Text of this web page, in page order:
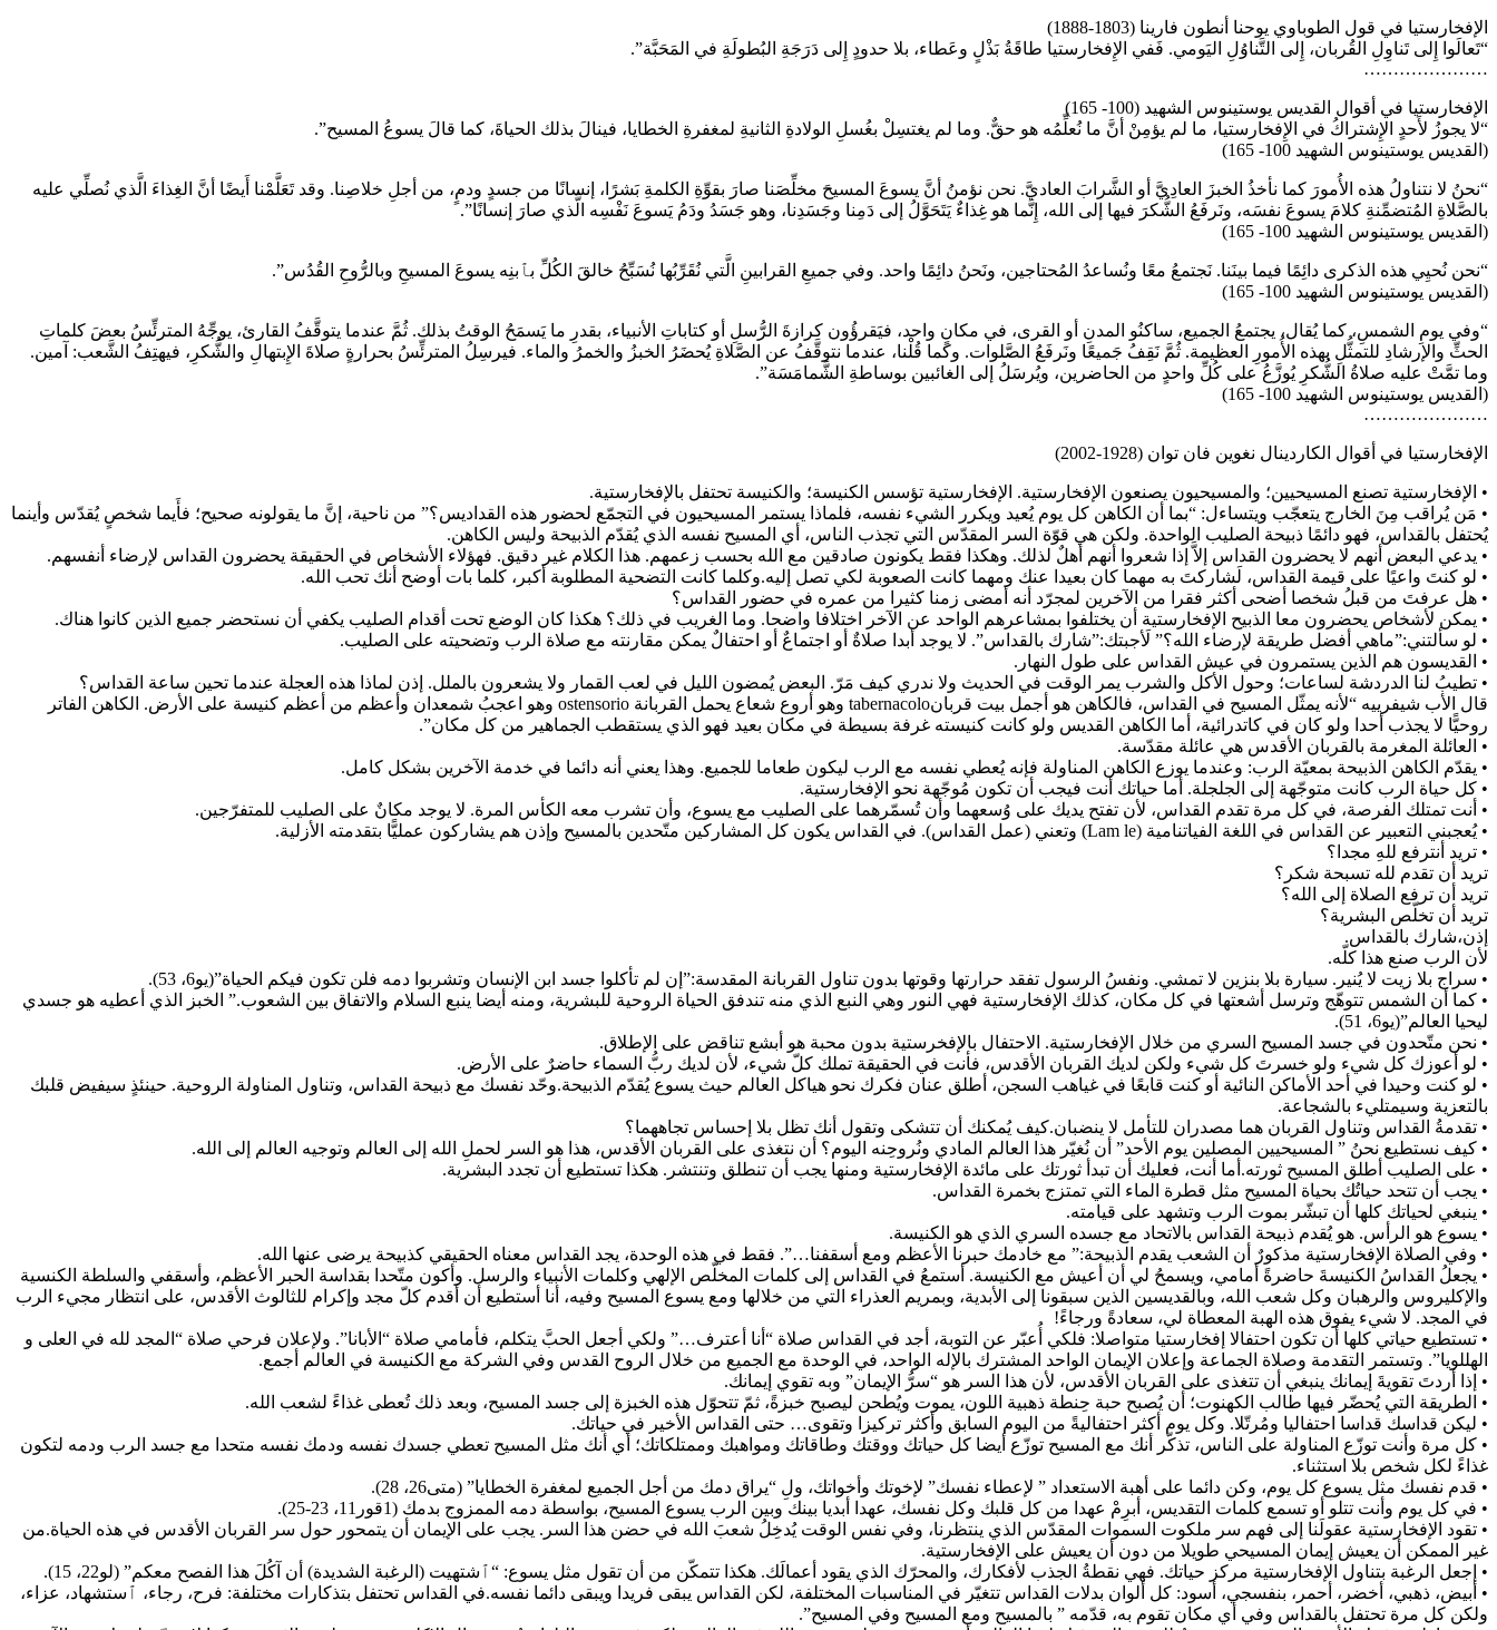
الإفخارستيا في قول الطوباوي يوحنا أنطون فارينا (1803-1888)
“تَعالَوا إِلى تَناوِلِ القُربان، إِلى التَّناوُلِ اليَومي. فَفي الإِفخارستيا طاقَةُ بَذْلٍ وعَطاء، بلا حدودٍ إِلى دَرَجَةِ البُطولَةِ في المَحَبَّة”.
…………………
الإفخارستيا في أقوال القديس يوستينوس الشهيد (100- 165)
“لا يجوزُ لأَحدٍ الإِشتراكُ في الإِفخارستيا، ما لم يؤمِنْ أنَّ ما نُعلِّمُه هو حقٌّ. وما لم يغتسِلْ بغُسلِ الولادةِ الثانيةِ لمغفرةِ الخطايا، فينالَ بذلك الحياةَ، كما قالَ يسوعُ المسيح”.
(القديس يوستينوس الشهيد 100- 165)
“نحنُ لا نتناولُ هذه الأُمورَ كما نأخذُ الخبزَ العادِيَّ أو الشَّرابَ العاديَّ. نحن نؤمنُ أنَّ يسوعَ المسيحَ مخلِّصَنا صارَ بقوِّةِ الكلمةِ بَشرًا، إنسانًا من جسدٍ ودمٍ، من أجلِ خلاصِنا. وقد تَعَلَّمْنا أَيضًا أنَّ الغِذاءَ الَّذي نُصلِّي عليه
بالصَّلاةِ المُتضمِّنةِ كلامَ يسوعَ نفسَه، ونَرفَعُ الشُّكرَ فيها إلى الله، إِنَّما هو غِذاءٌ يَتَحَوَّلُ إلى دَمِنا وجَسَدِنا، وهو جَسَدُ ودَمُ يَسوعَ نَفْسِه الَّذي صارَ إنسانًا”.
(القديس يوستينوس الشهيد 100- 165)
“نحن نُحيِي هذه الذكرى دائِمًا فيما بينَنا. نَجتمعُ معًا ونُساعدُ المُحتاجين، ونَحنُ دائِمًا واحد. وفي جميعِ القرابينِ الَّتي نُقَرِّبُها نُسَبِّحُ خالقَ الكُلِّ بٱبنِه يسوعَ المسيحِ وبالرُّوحِ القُدُس”.
(القديس يوستينوس الشهيد 100- 165)
“وفي يومِ الشمسِ، كما يُقال، يجتمعُ الجميع، ساكنُو المدنِ أو القرى، في مكانٍ واحد، فيَقرؤُون كرازةَ الرُّسلِ أو كتاباتِ الأنبياء، بقدرِ ما يَسمَحُ الوقتُ بذلك. ثُمَّ عندما يتوقَّفُ القارئ، يوجِّهُ المترئِّسُ بعضَ كلماتِ
الحثِّ والإرشادِ للتمثُّلِ بهذه الأُمورِ العظيمة. ثُمَّ نَقِفُ جَميعًا ونَرفَعُ الصَّلوات. وكما قُلْنا، عندما نتوقَّفُ عن الصَّلاةِ يُحضَرُ الخبزُ والخمرُ والماء. فيرسِلُ المترئِّسُ بحرارةٍ صلاةَ الإِبتهالِ والشُّكرِ، فيهتِفُ الشَّعب: آمين.
وما تمَّتْ عليه صلاةُ الشُّكرِ يُوزَّعُ على كُلِّ واحدٍ من الحاضرين، ويُرسَلُ إلى الغائبين بوساطةِ الشَّمامَسَة”.
(القديس يوستينوس الشهيد 100- 165)
…………………
الإفخارستيا في أقوال الكاردينال نغوين فان توان (1928-2002)
• الإفخارستية تصنع المسيحيين؛ والمسيحيون يصنعون الإفخارستية. الإفخارستية تؤسس الكنيسة؛ والكنيسة تحتفل بالإفخارستية.
• مَن يُراقب مِنَ الخارج يتعجّب ويتساءل: “بما أن الكاهن كل يوم يُعيد ويكرر الشيء نفسه، فلماذا يستمر المسيحيون في التجمّع لحضور هذه القداديس؟” من ناحية، إنَّ ما يقولونه صحيح؛ فأَيما شخصٍ يُقدّس وأينما
يُحتفل بالقداس، فهو دائمًا ذبيحة الصليب الواحدة. ولكن هي قوّة السر المقدّس التي تجذب الناس، أي المسيح نفسه الذي يُقدّم الذبيحة وليس الكاهن.
• يدعي البعض أنهم لا يحضرون القداس إلاَّ إذا شعروا أنهم أهلٌ لذلك. وهكذا فقط يكونون صادقين مع الله بحسب زعمهم. هذا الكلام غير دقيق. فهؤلاء الأشخاص في الحقيقة يحضرون القداس لإرضاء أنفسهم.
• لو كنتَ واعيًا على قيمة القداس، لَشاركتَ به مهما كان بعيدا عنك ومهما كانت الصعوبة لكي تصل إليه.وكلما كانت التضحية المطلوبة أكبر، كلما بات أوضح أنك تحب الله.
• هل عرفتَ من قبلُ شخصا أضحى أكثر فقرا من الآخرين لمجرّد أنه أمضى زمنا كثيرا من عمره في حضور القداس؟
• يمكن لأشخاص يحضرون معا الذبيح الإفخارستية أن يختلفوا بمشاعرهم الواحد عن الآخر اختلافا واضحا. وما الغريب في ذلك؟ هكذا كان الوضع تحت أقدام الصليب يكفي أن نستحضر جميع الذين كانوا هناك.
• لو سألتني:”ماهي أفضل طريقة لإرضاء الله؟” لَأجبتك:”شارك بالقداس”. لا يوجد أبدا صلاةٌ أو اجتماعٌ أو احتفالٌ يمكن مقارنته مع صلاة الرب وتضحيته على الصليب.
• القديسون هم الذين يستمرون في عيش القداس على طول النهار.
• تطيبُ لنا الدردشة لساعات؛ وحول الأكل والشرب يمر الوقت في الحديث ولا ندري كيف مَرّ. البعض يُمضون الليل في لعب القمار ولا يشعرون بالملل. إذن لماذا هذه العجلة عندما تحين ساعة القداس؟
قال الأب شيفرييه “لأنه يمثّل المسيح في القداس، فالكاهن هو أجمل بيت قربانtabernacolo وهو أروع شعاع يحمل القربانة ostensorio وهو اعجبُ شمعدان وأعظم من أعظم كنيسة على الأرض. الكاهن الفاتر
روحيًّا لا يجذب أحدا ولو كان في كاتدرائية، أما الكاهن القديس ولو كانت كنيسته غرفة بسيطة في مكان بعيد فهو الذي يستقطب الجماهير من كل مكان”.
• العائلة المغرمة بالقربان الأقدس هي عائلة مقدّسة.
• يقدّم الكاهن الذبيحة بمعيّة الرب: وعندما يوزع الكاهن المناولة فإنه يُعطي نفسه مع الرب ليكون طعاما للجميع. وهذا يعني أنه دائما في خدمة الآخرين بشكل كامل.
• كل حياة الرب كانت متوجّهة إلى الجلجلة. أما حياتك أنت فيجب أن تكون مُوجّهة نحو الإفخارستية.
• أنت تمتلك الفرصة، في كل مرة تقدم القداس، لأن تفتح يديك على وُسعهما وأن تُسمّرهما على الصليب مع يسوع، وأن تشرب معه الكأس المرة. لا يوجد مكانٌ على الصليب للمتفرّجين.
• يُعجبني التعبير عن القداس في اللغة الفياتنامية (Lam le) وتعني (عمل القداس). في القداس يكون كل المشاركين متّحدين بالمسيح وإذن هم يشاركون عمليًّا بتقدمته الأزلية.
• تريد أنترفع للهِ مجدا؟
تريد أن تقدم لله تسبحة شكر؟
تريد أن ترفع الصلاة إلى الله؟
تريد أن تخلّص البشرية؟
إذن،شارك بالقداس.
لأن الرب صنع هذا كلّه.
• سراج بلا زيت لا يُنير. سيارة بلا بنزين لا تمشي. ونفسُ الرسول تفقد حرارتها وقوتها بدون تناول القربانة المقدسة:”إن لم تأكلوا جسد ابن الإنسان وتشربوا دمه فلن تكون فيكم الحياة”(يو6، 53).
• كما أن الشمس تتوهّج وترسل أشعتها في كل مكان، كذلك الإفخارستية فهي النور وهي النبع الذي منه تندفق الحياة الروحية للبشرية، ومنه أيضا ينبع السلام والاتفاق بين الشعوب.” الخبز الذي أعطيه هو جسدي
ليحيا العالم”(يو6، 51).
• نحن متّحدون في جسد المسيح السري من خلال الإفخارستية. الاحتفال بالإفخرستية بدون محبة هو أبشع تناقض على الإطلاق.
• لو أعوزك كل شيء ولو خسرتَ كل شيء ولكن لديك القربان الأقدس، فأنت في الحقيقة تملك كلّ شيء، لأن لديك ربُّ السماء حاضرٌ على الأرض.
• لو كنت وحيدا في أحد الأماكن النائية أو كنت قابعًا في غياهب السجن، أطلق عنان فكرك نحو هياكل العالم حيث يسوع يُقدّم الذبيحة.وحّد نفسك مع ذبيحة القداس، وتناول المناولة الروحية. حينئذٍ سيفيض قلبك
بالتعزية وسيمتليء بالشجاعة.
• تقدمةُ القداس وتناول القربان هما مصدران للتأمل لا ينضبان.كيف يُمكنك أن تتشكى وتقول أنك تظل بلا إحساس تجاههما؟
• كيف نستطيع نحنُ ” المسيحيين المصلين يوم الأحد” أن نُغيّر هذا العالم المادي ونُروحِنه اليوم؟ أن نتغذى على القربان الأقدس، هذا هو السر لحملِ الله إلى العالم وتوجيه العالم إلى الله.
• على الصليب أطلق المسيح ثورته.أما أنت، فعليك أن تبدأ ثورتك على مائدة الإفخارستية ومنها يجب أن تنطلق وتنتشر. هكذا تستطيع أن تجدد البشرية.
• يجب أن تتحد حياتُك بحياة المسيح مثل قطرة الماء التي تمتزج بخمرة القداس.
• ينبغي لحياتك كلها أن تبشّر بموت الرب وتشهد على قيامته.
• يسوع هو الرأس. هو يُقدم ذبيحة القداس بالاتحاد مع جسده السري الذي هو الكنيسة.
• وفي الصلاة الإفخارستية مذكورٌ أن الشعب يقدم الذبيحة:” مع خادمك حبرنا الأعظم ومع أسقفنا…”. فقط في هذه الوحدة، يجد القداس معناه الحقيقي كذبيحة يرضى عنها الله.
• يجعلُ القداسُ الكنيسةَ حاضرةً أمامي، ويسمحُ لي أن أعيش مع الكنيسة. أستمعُ في القداس إلى كلمات المخلّص الإلهي وكلمات الأنبياء والرسل. وأكون متّحدا بقداسة الحبر الأعظم، وأسقفي والسلطة الكنسية
والإكليروس والرهبان وكل شعب الله، وبالقديسين الذين سبقونا إلى الأبدية، وبمريم العذراء التي من خلالها ومع يسوع المسيح وفيه، أنا أستطيع أن أقدم كلّ مجد وإكرام للثالوث الأقدس، على انتظار مجيء الرب
في المجد. لا شيء يفوق هذه الهبة المعطاة لي، سعادةً ورجاءً!
• تستطيع حياتي كلها أن تكون احتفالا إفخارستيا متواصلا: فلكي أُعبّر عن التوبة، أجد في القداس صلاة “أنا أعترف…” ولكي أجعل الحبَّ يتكلم، فأمامي صلاة “الأبانا”. ولإعلان فرحي صلاة “المجد لله في العلى و
الهللويا”. وتستمر التقدمة وصلاة الجماعة وإعلان الإيمان الواحد المشترك بالإله الواحد، في الوحدة مع الجميع من خلال الروح القدس وفي الشركة مع الكنيسة في العالم أجمع.
• إذا أردتَ تقويةَ إيمانك ينبغي أن تتغذى على القربان الأقدس، لأن هذا السر هو “سرُّ الإيمان” وبه تقوي إيمانك.
• الطريقة التي يُحضّر فيها طالب الكهنوت؛ أن يُصبح حبة حِنطة ذهبية اللون، يموت ويُطحن ليصبح خبزةً، ثمّ تتحوّل هذه الخبزة إلى جسد المسيح، وبعد ذلك تُعطى غذاءً لشعب الله.
• ليكن قداسك قداسا احتفاليا ومُرتّلا. وكل يوم أكثر احتفاليةً من اليوم السابق وأكثر تركيزا وتقوى… حتى القداس الأخير في حياتك.
• كل مرة وأنت توزّع المناولة على الناس، تذكّر أنك مع المسيح توزّع أيضا كل حياتك ووقتك وطاقاتك ومواهبك وممتلكاتك؛ أي أنك مثل المسيح تعطي جسدك نفسه ودمك نفسه متحدا مع جسد الرب ودمه لتكون
غذاءً لكل شخص بلا استثناء.
• قدم نفسك مثل يسوع كل يوم، وكن دائما على أهبة الاستعداد ” لإعطاء نفسك” لإخوتك وأخواتك، ولِ “يراق دمك من أجل الجميع لمغفرة الخطايا” (متى26، 28).
• في كل يوم وأنت تتلو أو تسمع كلمات التقديس، أبرِمْ عهدا من كل قلبك وكل نفسك، عهدا أبديا بينك وبين الرب يسوع المسيح، بواسطة دمه الممزوج بدمك (1قور11، 23-25).
• تقود الإفخارستية عقولَنا إلى فهم سر ملكوت السموات المقدّس الذي ينتظرنا، وفي نفس الوقت يُدخِلُ شعبَ الله في حضن هذا السر. يجب على الإيمان أن يتمحور حول سر القربان الأقدس في هذه الحياة.من
غير الممكن أن يعيش إيمان المسيحي طويلا من دون أن يعيش على الإفخارستية.
• إجعل الرغبة بتناول الإفخارستية مركز حياتك. فهي نقطةُ الجذب لأفكارك، والمحرّك الذي يقود أعمالَك. هكذا تتمكّن من أن تقول مثل يسوع: “ٱشتهيت (الرغبة الشديدة) أن آكُلَ هذا الفصح معكم” (لو22، 15).
• أبيض، ذهبي، أخضر، أحمر، بنفسجي، أسود: كل ألوان بدلات القداس تتغيّر في المناسبات المختلفة، لكن القداس يبقى فريدا ويبقى دائما نفسه.في القداس تحتفل بتذكارات مختلفة: فرح، رجاء، ٱستشهاد، عزاء،
ولكن كل مرة تحتفل بالقداس وفي أي مكان تقوم به، قدّمه ” بالمسيح ومع المسيح وفي المسيح”.